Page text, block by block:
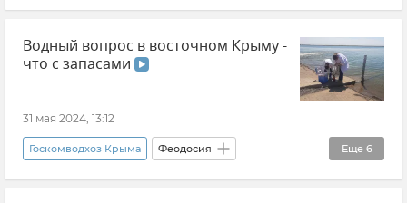
Новости Крыма Вода в Крыму
Безопасность Республики Крым и Севастополя
Водный вопрос в восточном Крыму -
что с запасами
31 мая 2024, 13:12
Еще 6
Госкомводхоз Крыма Феодосия
Вода Крыма Вода в Крыму